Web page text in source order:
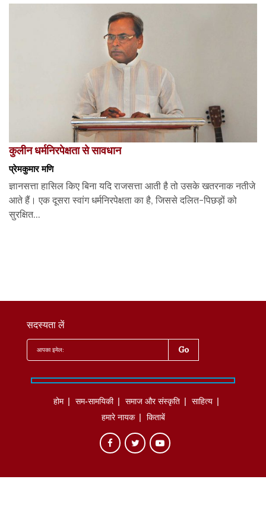
कुलीन धर्मनिरपेक्षता से सावधान
प्रेमकुमार मणि
ज्ञानसत्ता हासिल किए बिना यदि राजसत्ता आती है तो उसके खतरनाक नतीजे
आते हैं। एक दूसरा स्वांग धर्मनिरपेक्षता का है, जिससे दलित-पिछड़ों को
सुरक्षित...
सदस्यता लें
होम सम-सामयिकी समाज और संस्कृति
साहित्‍य
हमारे नायक
किताबें